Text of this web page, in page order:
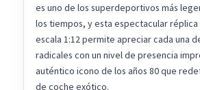
es uno de los superdeportivos más
los tiempos, y esta espectacular réplica
escala 1:12 permite apreciar cada una
radicales con un nivel de presencia
auténtico icono de los años 80 que
de coche exótico.